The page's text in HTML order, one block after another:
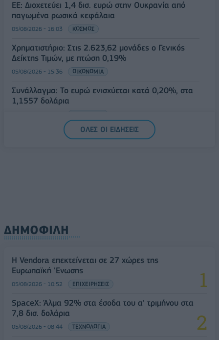
ΕΕ: Διοχετεύει 1,4 δισ. ευρώ στην Ουκρανία από
παγωμένα ρωσικά κεφάλαια
05/08/2026 - 16:03 ΚΟΣΜΟΣ
Χρηματιστήριο: Στις 2.623,62 μονάδες ο Γενικός
Δείκτης Τιμών, με πτώση 0,19%
05/08/2026 - 15:36 ΟΙΚΟΝΟΜΙΑ
Συνάλλαγμα: Το ευρώ ενισχύεται κατά 0,20%, στα
1,1557 δολάρια
ΟΛΕΣ ΟΙ ΕΙΔΗΣΕΙΣ
ΔΗΜΟΦΙΛΗ
Η Vendora επεκτείνεται σε 27 χώρες της
Ευρωπαϊκή 'Ενωσης
05/08/2026 - 10:52 ΕΠΙΧΕΙΡΗΣΕΙΣ
SpaceX: Άλμα 92% στα έσοδα του α' τριμήνου στα
7,8 δισ. δολάρια
05/08/2026 - 08:44 ΤΕΧΝΟΛΟΓΙΑ